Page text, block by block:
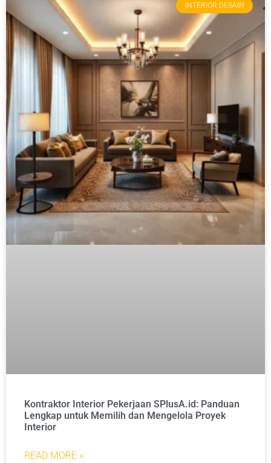
INTERIOR DESAIN
Kontraktor Interior Pekerjaan SPlusA.id: Panduan
Lengkap untuk Memilih dan Mengelola Proyek
Interior
READ MORE »